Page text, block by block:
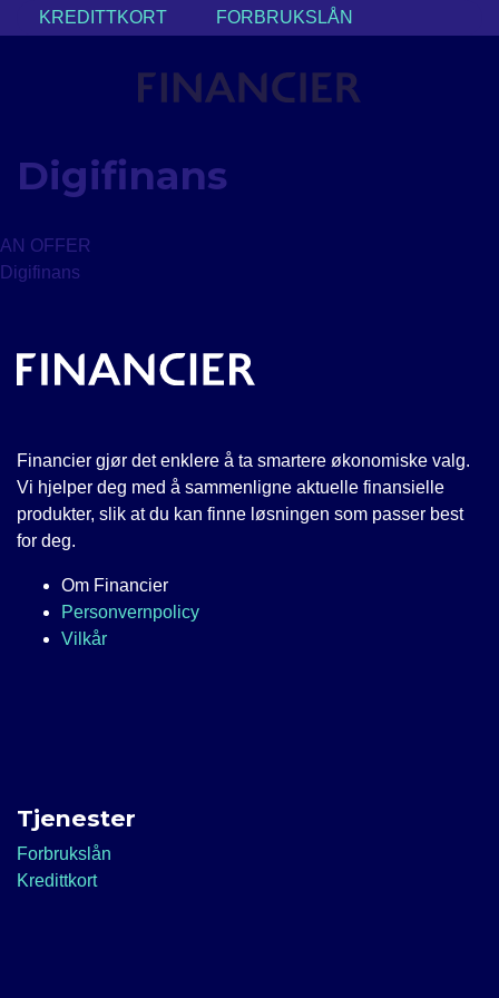
to
KREDITTKORT FORBRUKSLÅN
Digifinans
AN OFFER
Digifinans
Financier gjør det enklere å ta smartere økonomiske valg.
Vi hjelper deg med å sammenligne aktuelle finansielle
produkter, slik at du kan finne løsningen som passer best
for deg.
Om Financier
Personvernpolicy
Vilkår
Tjenester
Forbrukslån
Kredittkort